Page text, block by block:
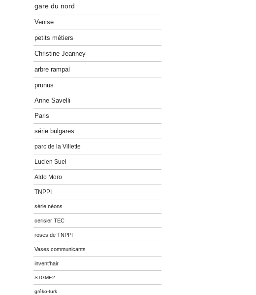
gare du nord
Venise
petits métiers
Christine Jeanney
arbre rampal
prunus
Anne Savelli
Paris
série bulgares
parc de la Villette
Lucien Suel
Aldo Moro
TNPPI
série néons
cerisier TEC
roses de TNPPI
Vases communicants
invent'hair
STGME2
gréko-turk